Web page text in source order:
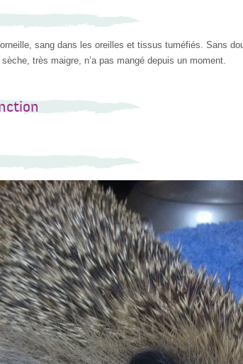
sang dans les oreilles et tissus tuméfiés. Sans
très maigre, n’a pas mangé depuis un moment.